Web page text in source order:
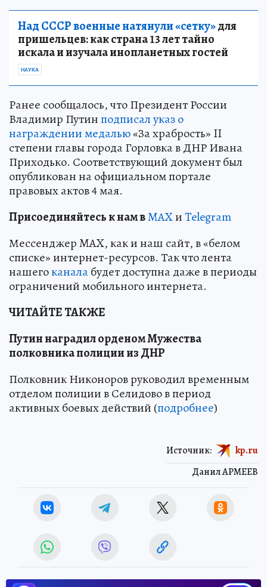
Над СССР военные натянули «сетку»для
пришельцев: как страна 13 лет тайно
искала и изучала инопланетных гостей
НАУКА
Ранее сообщалось, что Президент России
Владимир Путинподписал указ о
награждении медалью«За храбрость» II
степени главы города Горловка в ДНР Ивана
Приходько. Соответствующий документ был
опубликован на официальном портале
правовых актов 4 мая.
Присоединяйтесь к нам вMAXиTelegram
Мессенджер MAX, как и наш сайт, в «белом
списке» интернет-ресурсов. Так что лента
нашегоканалабудет доступна даже в периоды
ограничений мобильного интернета.
ЧИТАЙТЕ ТАКЖЕ
Путин наградил орденом Мужества
полковника полиции из ДНР
Полковник Никоноров руководил временным
отделом полиции в Селидово в период
активных боевых действий (подробнее)
Данил АРМЕЕВ
Источник: kp.ru